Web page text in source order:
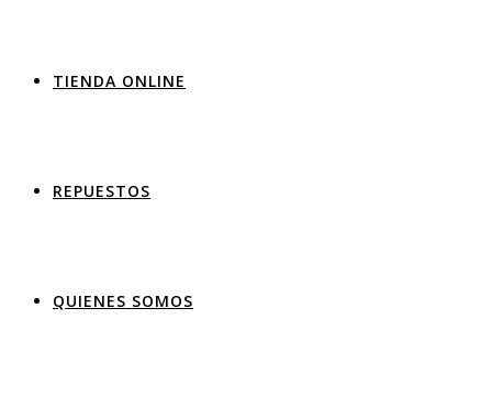
TIENDA ONLINE
REPUESTOS
QUIENES SOMOS